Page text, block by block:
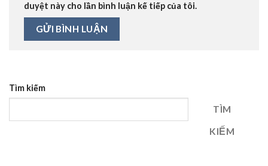
duyệt này cho lần bình luận kế tiếp của tôi.
Tìm kiếm
TÌM
KIẾM